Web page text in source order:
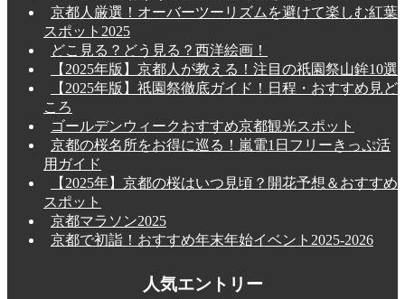
京都人厳選！オーバーツーリズムを避けて楽しむ紅葉
スポット2025
どこ見る？どう見る？西洋絵画！
【2025年版】京都人が教える！注目の祇園祭山鉾10選
【2025年版】祇園祭徹底ガイド！日程・おすすめ見ど
ころ
ゴールデンウィークおすすめ京都観光スポット
京都の桜名所をお得に巡る！嵐電1日フリーきっぷ活
用ガイド
【2025年】京都の桜はいつ見頃？開花予想＆おすすめ
スポット
京都マラソン2025
京都で初詣！おすすめ年末年始イベント2025-2026
人気エントリー